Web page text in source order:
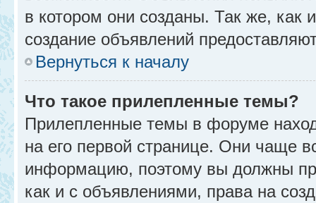
в котором они созданы. Так же,
создание объявлений
Вернуться к началу
Что такое прилепленные темы?
Прилепленные темы в форуме
на его первой странице. Они чаще
информацию, поэтому вы должны
как и с объявлениями, права на